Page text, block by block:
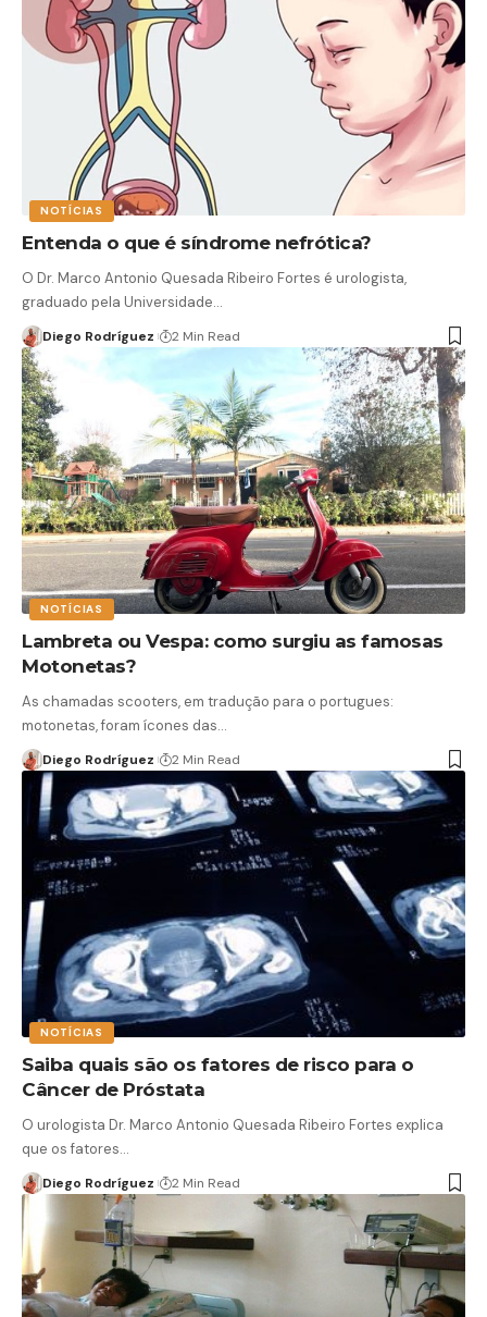
NOTÍCIAS
Entenda o que é síndrome nefrótica?
O Dr. Marco Antonio Quesada Ribeiro Fortes é urologista,
graduado pela Universidade…
Diego Rodríguez 2 Min Read
NOTÍCIAS
Lambreta ou Vespa: como surgiu as famosas
Motonetas?
As chamadas scooters, em tradução para o portugues:
motonetas, foram ícones das…
Diego Rodríguez 2 Min Read
NOTÍCIAS
Saiba quais são os fatores de risco para o
Câncer de Próstata
O urologista Dr. Marco Antonio Quesada Ribeiro Fortes explica
que os fatores…
Diego Rodríguez 2 Min Read